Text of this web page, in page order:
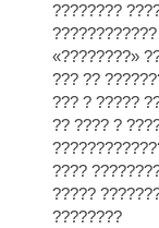
????????
«????????»
??? ??
??? ? ?????
?? ???? ?
????
?????
????????